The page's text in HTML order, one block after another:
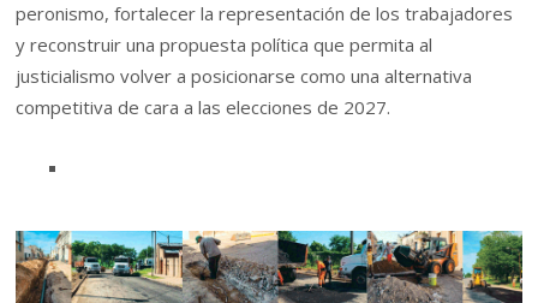
peronismo, fortalecer la representación de los trabajadores
y reconstruir una propuesta política que permita al
justicialismo volver a posicionarse como una alternativa
competitiva de cara a las elecciones de 2027.